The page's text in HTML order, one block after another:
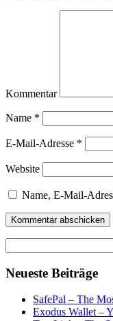
Kommentar
Name *
E-Mail-Adresse *
Website
Name, E-Mail-
nach:
Neueste Beiträge
SafePal – The
Exodus Wallet –